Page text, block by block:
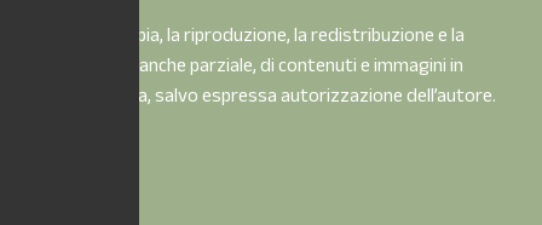
È vietata la copia, la riproduzione, la redistribuzione e la
pubblicazione, anche parziale, di contenuti e immagini in
qualsiasi forma, salvo espressa autorizzazione dell’autore.